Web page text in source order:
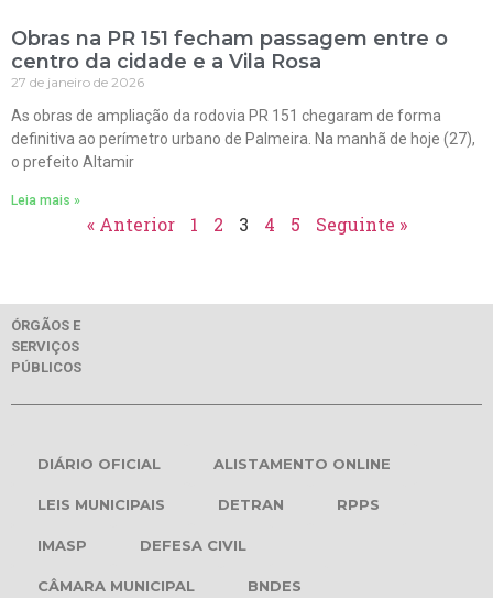
Obras na PR 151 fecham passagem entre o
centro da cidade e a Vila Rosa
27 de janeiro de 2026
As obras de ampliação da rodovia PR 151 chegaram de forma
definitiva ao perímetro urbano de Palmeira. Na manhã de hoje (27),
o prefeito Altamir
Leia mais »
« Anterior 1 2 3 4 5 Seguinte »
ÓRGÃOS E
SERVIÇOS
PÚBLICOS
DIÁRIO OFICIAL ALISTAMENTO ONLINE
LEIS MUNICIPAIS DETRAN RPPS
IMASP DEFESA CIVIL
CÂMARA MUNICIPAL BNDES